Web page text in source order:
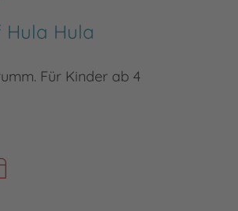
Hula Hula
Für Kinder ab 4